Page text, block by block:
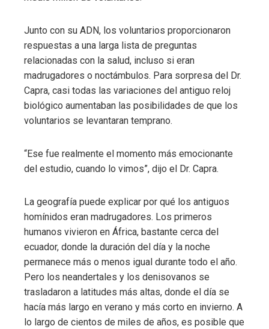
Junto con su ADN, los voluntarios proporcionaron
respuestas a una larga lista de preguntas
relacionadas con la salud, incluso si eran
madrugadores o noctámbulos. Para sorpresa del Dr.
Capra, casi todas las variaciones del antiguo reloj
biológico aumentaban las posibilidades de que los
voluntarios se levantaran temprano.
“Ese fue realmente el momento más emocionante
del estudio, cuando lo vimos”, dijo el Dr. Capra.
La geografía puede explicar por qué los antiguos
homínidos eran madrugadores. Los primeros
humanos vivieron en África, bastante cerca del
ecuador, donde la duración del día y la noche
permanece más o menos igual durante todo el año.
Pero los neandertales y los denisovanos se
trasladaron a latitudes más altas, donde el día se
hacía más largo en verano y más corto en invierno. A
lo largo de cientos de miles de años, es posible que